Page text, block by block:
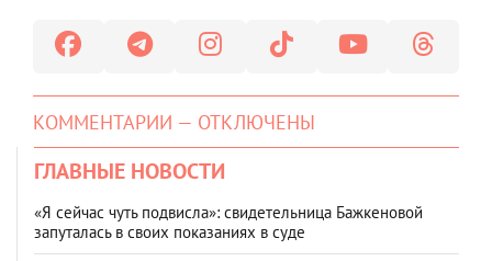
КОММЕНТАРИИ — ОТКЛЮЧЕНЫ
ГЛАВНЫЕ НОВОСТИ
«Я сейчас чуть подвисла»: свидетельница Бажкеновой
запуталась в своих показаниях в суде